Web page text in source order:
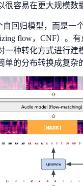
很容易在更大规模数
自回归模型，而是一
flow，CNF）。
一种转化方式进行建
单的分布转换成复杂